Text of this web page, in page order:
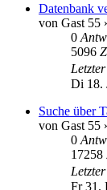
Datenbank
von Gast 55
0
5096
Di 18.
Suche über
von Gast 55
0
17258
Fr 31.